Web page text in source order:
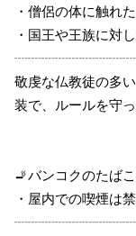
・僧侶の体に触れ
・国王や王族に対
敬虔な仏教徒の多
装で、ルールを守
🚬バンコクのたば
・屋内での喫煙は